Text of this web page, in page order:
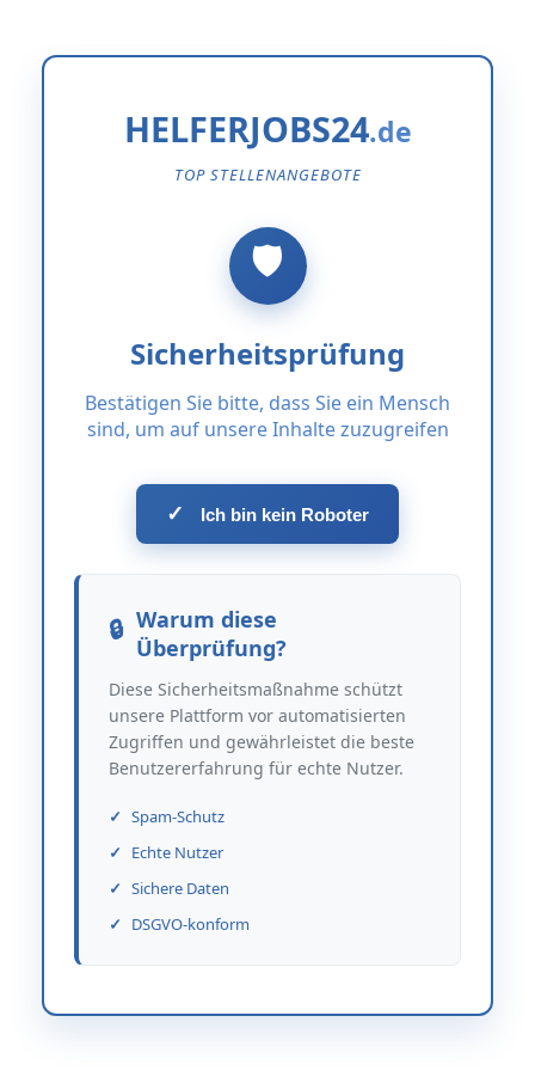
HELFERJOBS24
TOP STELLENANGEBOTE
Sicherheitsprüfung
Bestätigen Sie bitte, dass Sie ein Mensch
sind, um auf unsere Inhalte zuzugreifen
✓ Ich bin kein Roboter
Warum diese
Überprüfung?
Diese Sicherheitsmaßnahme schützt
unsere Plattform vor automatisierten
Zugriffen und gewährleistet die beste
Benutzererfahrung für echte Nutzer.
Spam-Schutz
Echte Nutzer
Sichere Daten
DSGVO-konform